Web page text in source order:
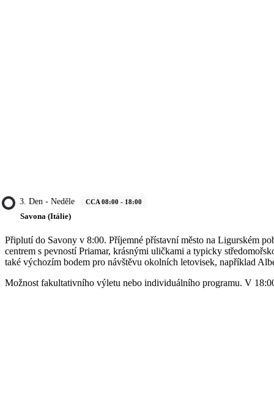
3. Den - Neděle CCA 08:00 - 18:00
Savona (Itálie)
Připlutí do Savony v 8:00. Příjemné přístavní město na Ligurském
centrem s pevností Priamar, krásnými uličkami a typicky
také výchozím bodem pro návštěvu okolních letovisek, například
Možnost fakultativního výletu nebo individuálního programu. V